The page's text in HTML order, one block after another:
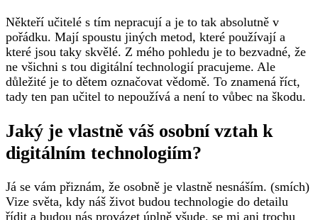
Někteří učitelé s tím nepracují a je to tak absolutně v
pořádku. Mají spoustu jiných metod, které používají a
které jsou taky skvělé. Z mého pohledu je to bezvadné, že
ne všichni s tou digitální technologií pracujeme. Ale
důležité je to dětem označovat vědomě. To znamená říct,
tady ten pan učitel to nepoužívá a není to vůbec na škodu.
Jaký je vlastně váš osobní vztah k
digitálním technologiím?
Já se vám přiznám, že osobně je vlastně nesnáším. (smích)
Vize světa, kdy náš život budou technologie do detailu
řídit a budou nás provázet úplně všude, se mi ani trochu